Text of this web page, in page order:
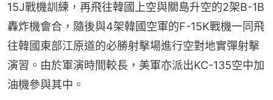
15J戰機訓練，再飛往韓國上空與關島升空的2架B-1B
轟炸機會合，隨後與4架韓國空軍的F-15K戰機一同飛
往韓國東部江原道的必勝射擊場進行空對地實彈射擊
演習。由於軍演時間較長，美軍亦派出KC-135空中加
油機參與其中。